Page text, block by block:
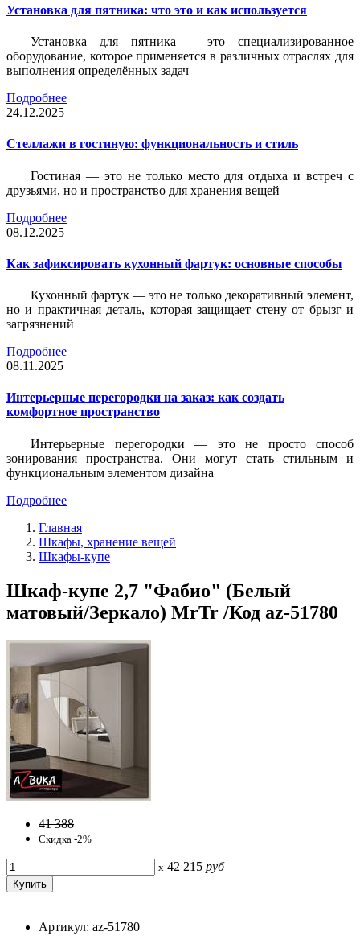
Установка для пятника: что это и как используется
Установка для пятника – это специализированное
оборудование, которое применяется в различных отраслях для
выполнения определённых задач
Подробнее
24.12.2025
Стеллажи в гостиную: функциональность и стиль
Гостиная — это не только место для отдыха и встреч с
друзьями, но и пространство для хранения вещей
Подробнее
08.12.2025
Как зафиксировать кухонный фартук: основные способы
Кухонный фартук — это не только декоративный элемент,
но и практичная деталь, которая защищает стену от брызг и
загрязнений
Подробнее
08.11.2025
Интерьерные перегородки на заказ: как создать
комфортное пространство
Интерьерные перегородки — это не просто способ
зонирования пространства. Они могут стать стильным и
функциональным элементом дизайна
Подробнее
Главная
Шкафы, хранение вещей
Шкафы-купе
Шкаф-купе 2,7 "Фабио" (Белый
матовый/Зеркало) MrTr /Код az-51780
41 388
Скидка -2%
x 42 215 руб
Артикул: az-51780